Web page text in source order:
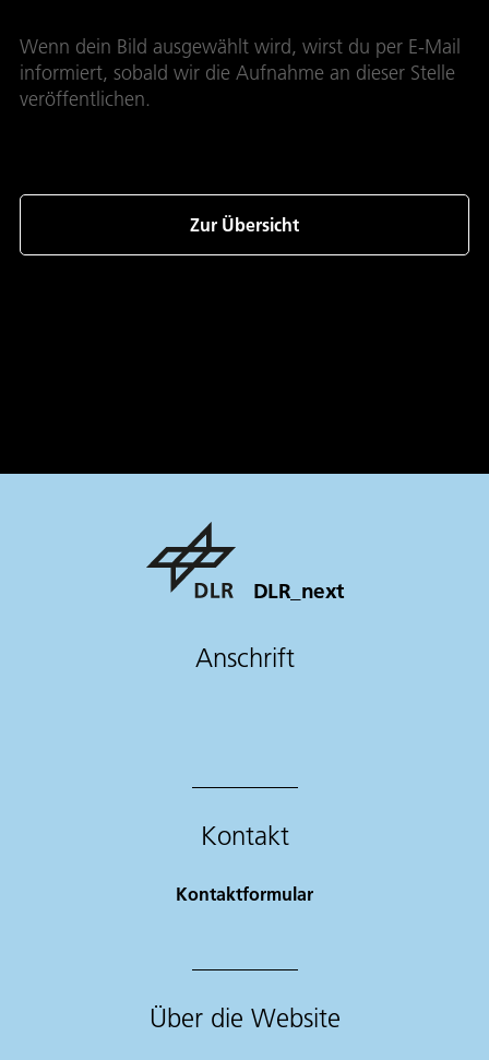
Wenn dein Bild ausgewählt wird, wirst du per E-Mail
informiert, sobald wir die Aufnahme an dieser Stelle
veröffentlichen.
Zur Übersicht
DLR_next
Anschrift
Kontakt
Kontaktformular
Über die Website